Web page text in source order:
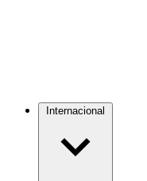
Internacional